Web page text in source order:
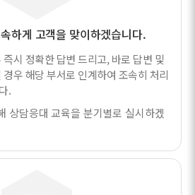
하게 고객을 맞이하겠습니다.
시 정확한 답변 드리고, 바로 답변 및
우 해당 부서로 인계하여 조속히 처리
.
상담응대 교육을 분기별로 실시하겠